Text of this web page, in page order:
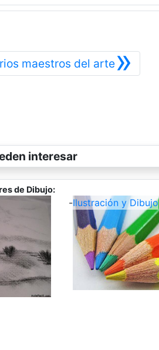
»
maestros del arteSiguiente
interesar
de Dibujo:
-Ilustración y Dibujo